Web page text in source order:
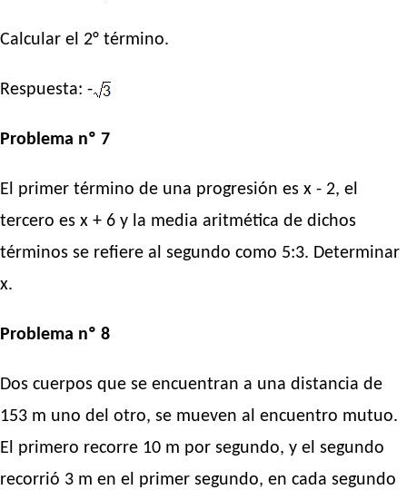
Calcular el 2° término.
Respuesta: -
Problema nº 7
El primer término de una progresión es x - 2, el
tercero es x + 6 y la media aritmética de dichos
términos se refiere al segundo como 5:3. Determinar
x.
Problema nº 8
Dos cuerpos que se encuentran a una distancia de
153 m uno del otro, se mueven al encuentro mutuo.
El primero recorre 10 m por segundo, y el segundo
recorrió 3 m en el primer segundo, en cada segundo